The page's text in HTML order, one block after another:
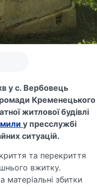
у с. Вербовець
Кременецького
житлової будівлі
у пресслужбі
ситуацій.
та перекриття
вжитку.
збитки